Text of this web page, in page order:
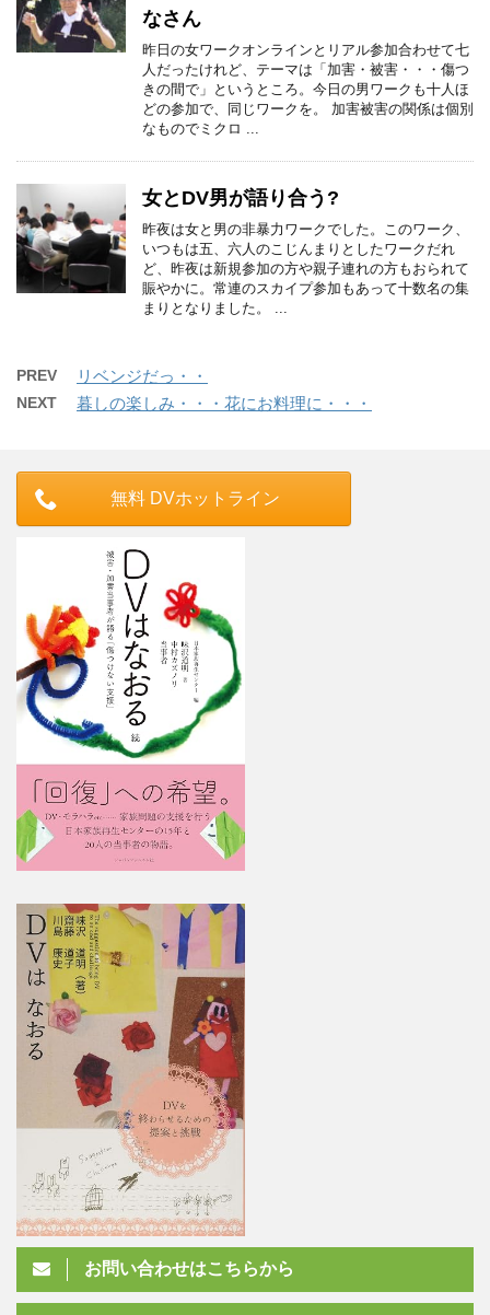
なさん
昨日の女ワークオンラインとリアル参加合わせて七
人だったけれど、テーマは「加害・被害・・・傷つ
きの間で」というところ。今日の男ワークも十人ほ
どの参加で、同じワークを。 加害被害の関係は個別
なものでミクロ ...
女とDV男が語り合う?
昨夜は女と男の非暴力ワークでした。このワーク、
いつもは五、六人のこじんまりとしたワークだれ
ど、昨夜は新規参加の方や親子連れの方もおられて
賑やかに。常連のスカイプ参加もあって十数名の集
まりとなりました。 ...
PREV リベンジだっ・・
NEXT 暮しの楽しみ・・・花にお料理に・・・
無料 DVホットライン
お問い合わせはこちらから